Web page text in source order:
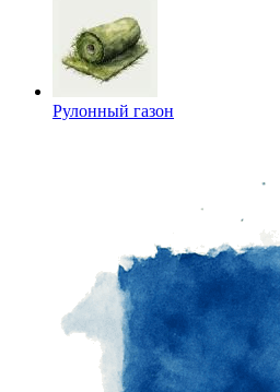
Рулонный газон